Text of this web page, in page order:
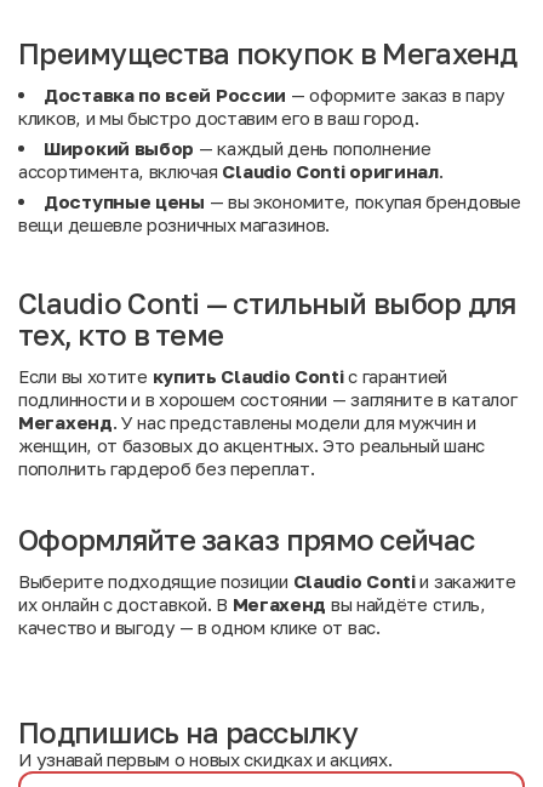
Преимущества покупок в Мегахенд
Доставка по всей России — оформите заказ в пару
кликов, и мы быстро доставим его в ваш город.
Широкий выбор — каждый день пополнение
ассортимента, включая Claudio Conti оригинал.
Доступные цены — вы экономите, покупая брендовые
вещи дешевле розничных магазинов.
Claudio Conti — стильный выбор для
тех, кто в теме
Если вы хотите купить Claudio Contiс гарантией
подлинности и в хорошем состоянии — загляните в каталог
Мегахенд . У нас представлены модели для мужчин и
женщин, от базовых до акцентных. Это реальный шанс
пополнить гардероб без переплат.
Оформляйте заказ прямо сейчас
Выберите подходящие позиции Claudio Contiи закажите
их онлайн с доставкой. В Мегахенд вы найдёте стиль,
качество и выгоду — в одном клике от вас.
Подпишись на рассылку
И узнавай первым о новых скидках и акциях.